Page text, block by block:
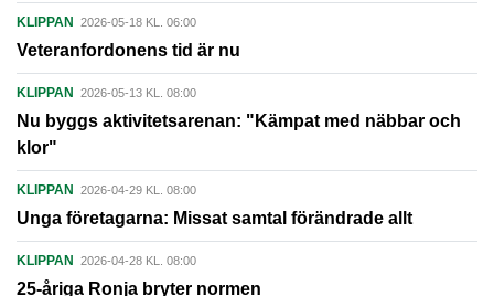
KLIPPAN 2026-05-18 KL. 06:00
Veteranfordonens tid är nu
KLIPPAN 2026-05-13 KL. 08:00
Nu byggs aktivitetsarenan: "Kämpat med näbbar och
klor"
KLIPPAN 2026-04-29 KL. 08:00
Unga företagarna: Missat samtal förändrade allt
KLIPPAN 2026-04-28 KL. 08:00
25-åriga Ronja bryter normen